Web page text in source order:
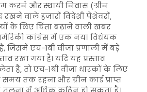
करने और स्थायी निवास (ग्रीन
रखने वाले हजारों विदेशी पेशेवरों,
के लिए चिंता बढ़ाने वाली खबर
कांग्रेस में एक नया विधेयक
जिसमें एच-1बी वीजा प्रणाली में बड़े
रखा गया है। यदि यह प्रस्ताव
है, तो एच-1बी वीजा धारकों के लिए
तक रहना और ग्रीन कार्ड प्राप्त